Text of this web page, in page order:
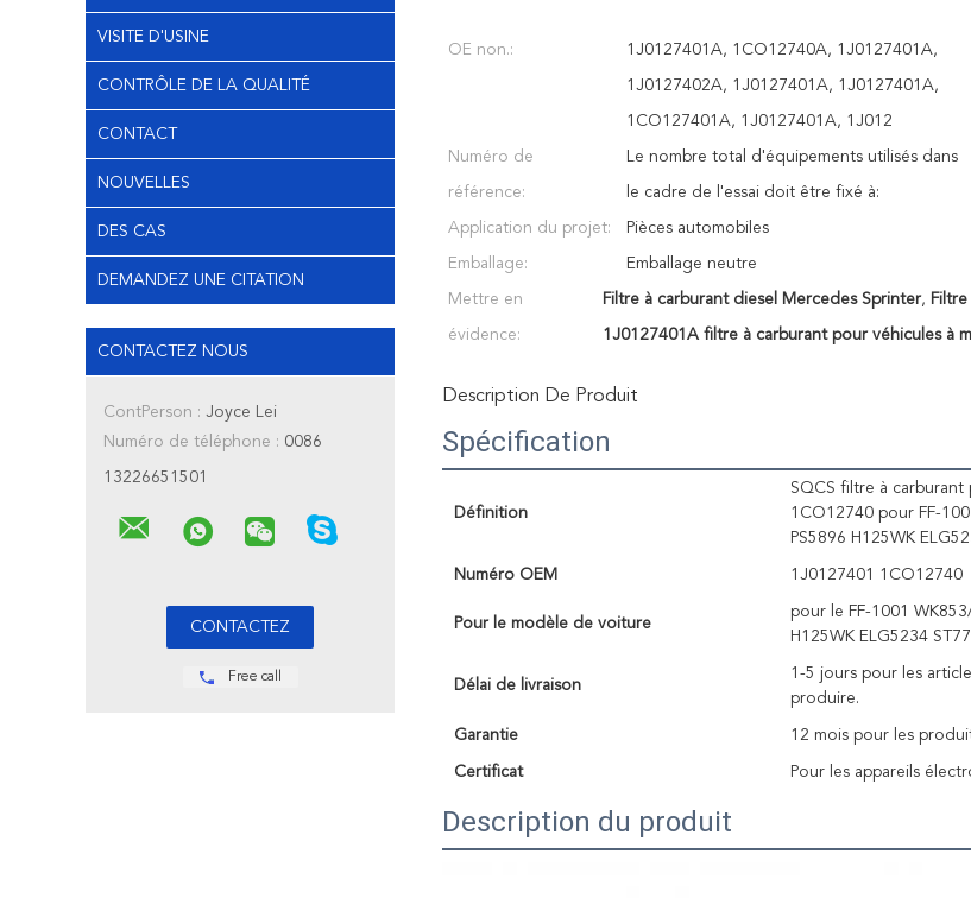
VISITE D'USINE
CONTRÔLE DE LA QUALITÉ
CONTACT
NOUVELLES
DES CAS
DEMANDEZ UNE CITATION
CONTACTEZ NOUS
ContPerson : Joyce Lei
Numéro de téléphone : 0086
13226651501
Free call
OE non.: 1J0127401A, 1CO12740A, 1J0127401A,
1J0127402A, 1J0127401A, 1J0127401A,
1CO127401A, 1J0127401A, 1J012
Numéro de
référence:
Le nombre total d'équipements utilisés dans
le cadre de l'essai doit être fixé à:
Application du projet: Pièces automobiles
Emballage: Emballage neutre
Mettre en
évidence:
Filtre à carburant diesel Mercedes Sprinter,
1J0127401A filtre à carburant pour véhicules à
Description De Produit
Spécification
Définition
SQCS filtre à carburant
1CO12740 pour FF-
PS5896 H125WK
Numéro OEM 1J0127401 1CO12740
Pour le modèle de voiture
pour le FF-1001
H125WK ELG5234
Délai de livraison
1-5 jours pour les
produire.
Garantie 12 mois pour les
Certificat Pour les appareils
Description du produit